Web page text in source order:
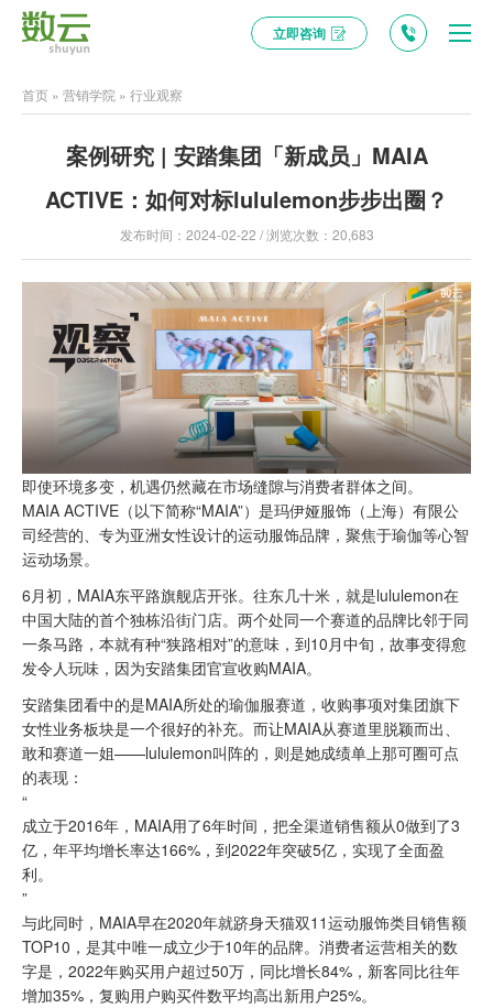
立即咨询
首页 » 营销学院 » 行业观察
案例研究 | 安踏集团「新成员」MAIA
ACTIVE：如何对标lululemon步步出圈？
发布时间：2024-02-22 / 浏览次数：20,683
即使环境多变，机遇仍然藏在市场缝隙与消费者群体之间。
MAIA ACTIVE（以下简称“MAIA”）是玛伊娅服饰（上海）有限公
司经营的、专为亚洲女性设计的运动服饰品牌，聚焦于瑜伽等心智
运动场景。
6月初，MAIA东平路旗舰店开张。往东几十米，就是lululemon在
中国大陆的首个独栋沿街门店。两个处同一个赛道的品牌比邻于同
一条马路，本就有种“狭路相对”的意味，到10月中旬，故事变得愈
发令人玩味，因为安踏集团官宣收购MAIA。
安踏集团看中的是MAIA所处的瑜伽服赛道，收购事项对集团旗下
女性业务板块是一个很好的补充。而让MAIA从赛道里脱颖而出、
敢和赛道一姐——lululemon叫阵的，则是她成绩单上那可圈可点
的表现：
“
成立于2016年，MAIA用了6年时间，把全渠道销售额从0做到了3
亿，年平均增长率达166%，到2022年突破5亿，实现了全面盈
利。
”
与此同时，MAIA早在2020年就跻身天猫双11运动服饰类目销售额
TOP10，是其中唯一成立少于10年的品牌。消费者运营相关的数
字是，2022年购买用户超过50万，同比增长84%，新客同比往年
增加35%，复购用户购买件数平均高出新用户25%。